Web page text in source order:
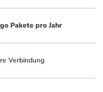
Pakete pro Jahr
Verbindung